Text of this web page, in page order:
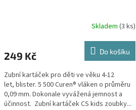
Skladem (3 ks)
249 Kč Do košíku
Zubní kartáček pro děti ve věku 4-12
let, blister. 5 500 Curen® vláken o průměru
0,09 mm. Dokonale vyvážená jemnost a
účinnost. Zubní kartáček CS kids zoubky...